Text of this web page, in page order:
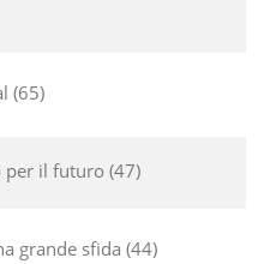
65
per il futuro 47
grande sfida 44